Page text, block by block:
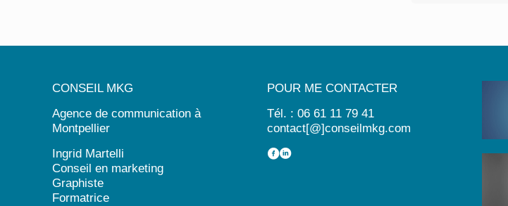
CONSEIL MKG
Agence de communication à
Montpellier
Ingrid Martelli
Conseil en marketing
Graphiste
Formatrice
POUR ME CONTACTER
Tél. : 06 61 11 79 41
contact[@]conseilmkg.com